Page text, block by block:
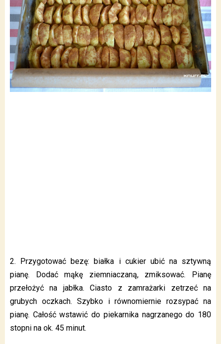
2. Przygotować bezę: białka i cukier ubić na sztywną
pianę. Dodać mąkę ziemniaczaną, zmiksować. Pianę
przełożyć na jabłka. Ciasto z zamrażarki zetrzeć na
grubych oczkach. Szybko i równomiernie rozsypać na
pianę. Całość wstawić do piekarnika nagrzanego do 180
stopni na ok. 45 minut.